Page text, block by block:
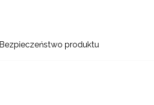
Bezpieczeństwo produktu